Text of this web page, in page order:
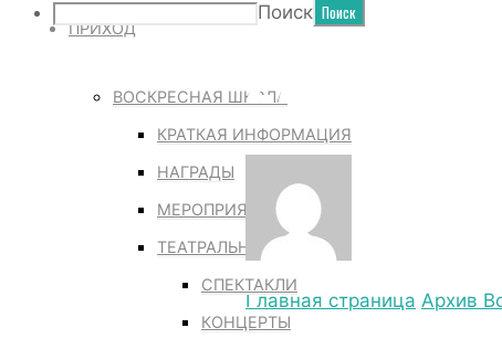
ПРИХОД
ВОСКРЕСНАЯ ШКОЛА
КРАТКАЯ ИНФОРМАЦИЯ
НАГРАДЫ
МЕРОПРИЯТИЯ ДВШ
ТЕАТРАЛЬНАЯ СТУДИЯ
СПЕКТАКЛИ
КОНЦЕРТЫ
27
Главная страница Архив
Поиск